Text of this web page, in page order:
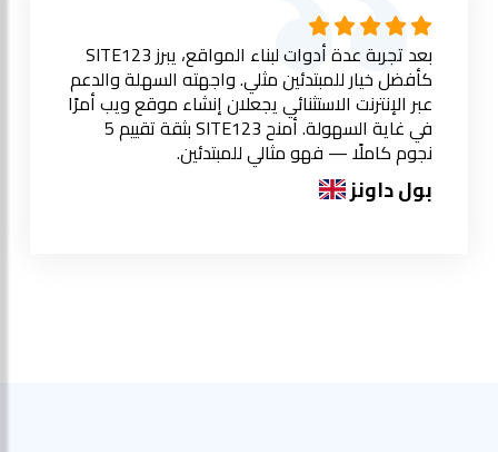
بعد تجربة عدة أدوات لبناء المواقع، يبرز SITE123
كأفضل خيار للمبتدئين مثلي. واجهته السهلة والدعم
عبر الإنترنت الاستثنائي يجعلان إنشاء موقع ويب أمرًا
في غاية السهولة. أمنح SITE123 بثقة تقييم 5
نجوم كاملًا — فهو مثالي للمبتدئين.
بول داونز